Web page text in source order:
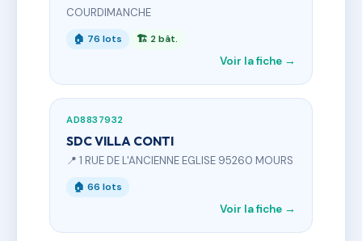
COURDIMANCHE
🏠 76 lots 🏗 2 bât.
Voir la fiche →
AD8837932
SDC VILLA CONTI
📍 1 RUE DE L'ANCIENNE EGLISE 95260 MOURS
🏠 66 lots
Voir la fiche →